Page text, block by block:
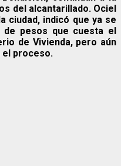
del alcantarillado. Ociel
ciudad, indicó que ya se
de pesos que cuesta el
de Vivienda, pero aún
el proceso.